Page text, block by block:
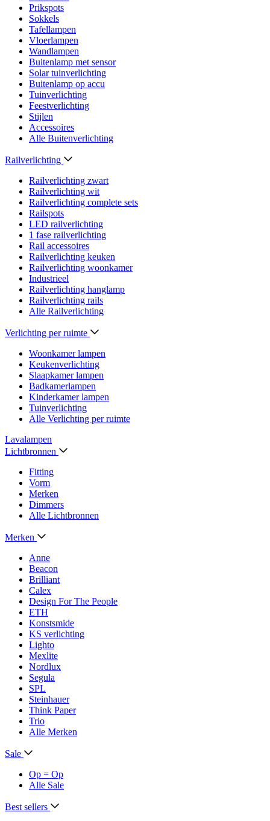
Prikspots
Sokkels
Tafellampen
Vloerlampen
Wandlampen
Buitenlamp met sensor
Solar tuinverlichting
Buitenlamp op accu
Tuinverlichting
Feestverlichting
Stijlen
Accessoires
Alle Buitenverlichting
Railverlichting
Railverlichting zwart
Railverlichting wit
Railverlichting complete sets
Railspots
LED railverlichting
1 fase railverlichting
Rail accessoires
Railverlichting keuken
Railverlichting woonkamer
Industrieel
Railverlichting hanglamp
Railverlichting rails
Alle Railverlichting
Verlichting per ruimte
Woonkamer lampen
Keukenverlichting
Slaapkamer lampen
Badkamerlampen
Kinderkamer lampen
Tuinverlichting
Alle Verlichting per ruimte
Lavalampen
Lichtbronnen
Fitting
Vorm
Merken
Dimmers
Alle Lichtbronnen
Merken
Anne
Beacon
Brilliant
Calex
Design For The People
ETH
Konstsmide
KS verlichting
Lighto
Mexlite
Nordlux
Segula
SPL
Steinhauer
Think Paper
Trio
Alle Merken
Sale
Op = Op
Alle Sale
Best sellers